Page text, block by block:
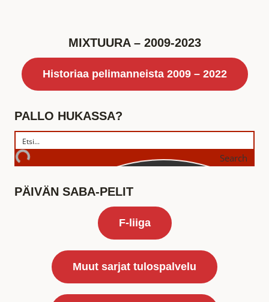
MIXTUURA – 2009-2023
Historiaa pelimanneista 2009 – 2022
PALLO HUKASSA?
Search
PÄIVÄN SABA-PELIT
F-liiga
Muut sarjat tulospalvelu